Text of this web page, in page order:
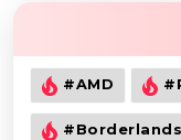
#AMD